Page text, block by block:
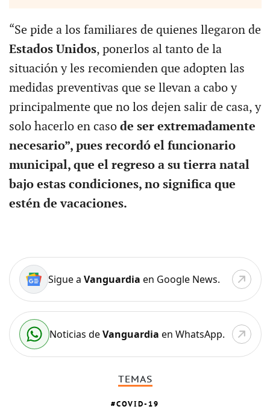
“Se pide a los familiares de quienes llegaron de
Estados Unidos, ponerlos al tanto de la
situación y les recomienden que adopten las
medidas preventivas que se llevan a cabo y
principalmente que no los dejen salir de casa, y
solo hacerlo en caso de ser extremadamente
necesario”, pues recordó el funcionario
municipal, que el regreso a su tierra natal
bajo estas condiciones, no significa que
estén de vacaciones.
Sigue a Vanguardia en Google News.
Noticias deVanguardia en WhatsApp.
TEMAS
COVID-19